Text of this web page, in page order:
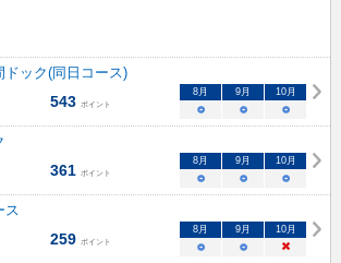
ドック(同日コース)
543 ポイント
8 月 9 月 10月
○ ○ ○
361 ポイント
8 月 9 月 10月
○ ○ ○
ス
259 ポイント
8 月 9 月 10月
○ ○ ×